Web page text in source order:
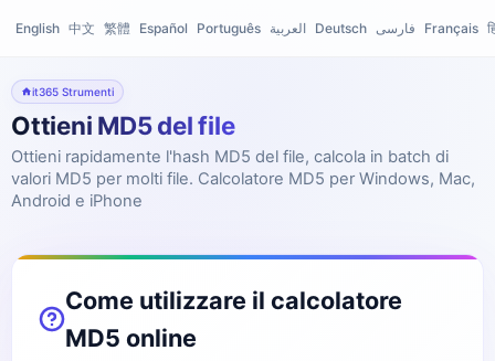
English 中文 繁體 Español Português العربية Deutsch فارسی Français
it365 Strumenti
Ottieni MD5 del file
Ottieni rapidamente l'hash MD5 del file, calcola in batch di
valori MD5 per molti file. Calcolatore MD5 per Windows, Mac,
Android e iPhone
Come utilizzare il calcolatore
MD5 online